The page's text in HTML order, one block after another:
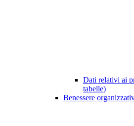
Dati relativi ai
tabelle)
Benessere